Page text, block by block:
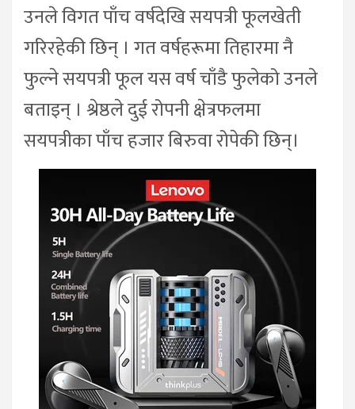
उनले विगत पाँच वर्षदेखि सयपत्री फूलखेती
गरिरहेकी छिन् । गत वर्षहरूमा तिहारमा नै
फुल्ने सयपत्री फूल यस वर्ष चाँडै फुलेको उनले
बताइन् । श्रेष्ठले दुई रोपनी क्षेत्रफलमा
सयपत्रीका पाँच हजार बिरुवा रोपेकी छिन्।